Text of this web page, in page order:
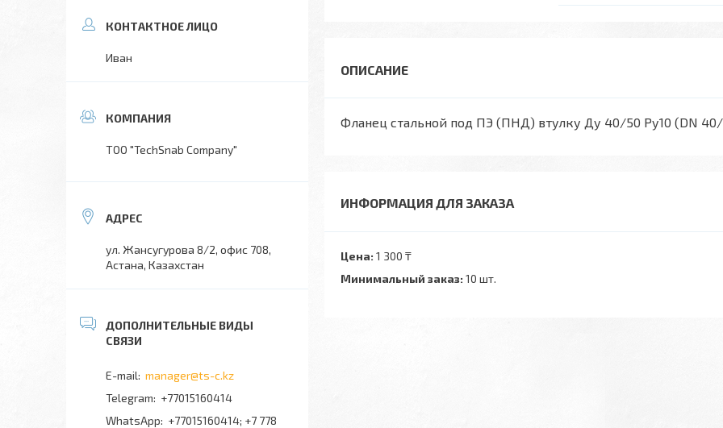
Фланец стальной под ПЭ (ПНД) втулку Ду 40/50 Ру10 (DN
ИНФОРМАЦИЯ ДЛЯ ЗАКАЗА
Цена: 1 300 ₸
Минимальный заказ: 10 шт.
Иван
TOO "TechSnab Company"
ул. Жансугурова 8/2, офис 708,
Астана, Казахстан
manager@ts-c.kz
+77015160414
+77015160414; +7 778